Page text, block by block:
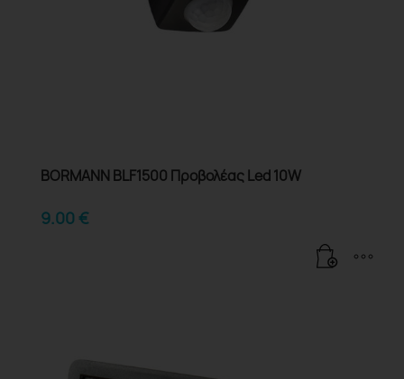
BORMANN BLF1500 Προβολέας Led 10W
9.00€